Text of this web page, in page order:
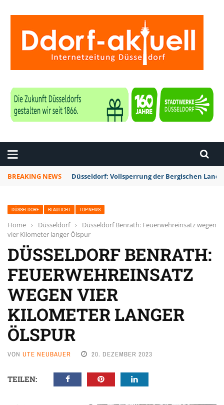
BREAKING NEWS Düsseldorf: Vollsperrung der Bergischen
DÜSSELDORF BLAULICHT TOP NEWS
Home › Düsseldorf ›
Düsseldorf Benrath: Feuerwehreinsatz wegen
vier Kilometer langer Ölspur
DÜSSELDORF BENRATH:
FEUERWEHREINSATZ
WEGEN VIER
KILOMETER LANGER
ÖLSPUR
VON UTE NEUBAUER 20. DEZEMBER 2023
TEILEN: